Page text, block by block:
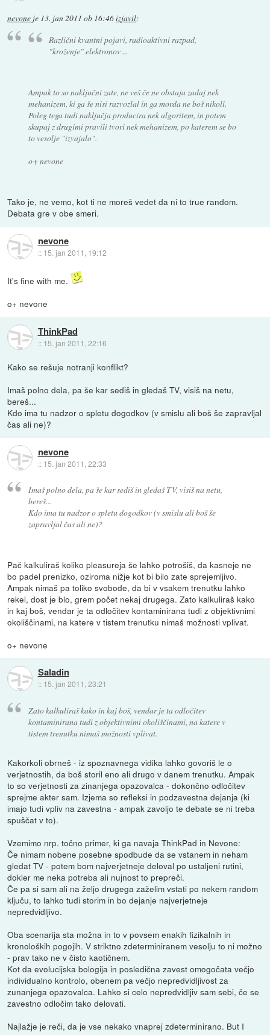
nevone je 13. jan 2011 ob 16:46izjavil:
Različni kvantni pojavi, radioaktivni razpad,
"kroženje" elektronov ...
Ampak to so naključni zate, ne veš če ne obstaja zadaj nek
mehanizem, ki ga še nisi razvozlal in ga morda ne boš nikoli.
Poleg tega tudi naključja producira nek algoritem, in potem
skupaj z drugimi pravili tvori nek mehanizem, po katerem se bo
to vesolje "izvajalo".
o+ nevone
Tako je, ne vemo, kot ti ne moreš vedet da ni to true random.
Debata gre v obe smeri.
nevone
:: 15. jan 2011, 19:12
It's fine with me.
o+ nevone
ThinkPad
:: 15. jan 2011, 22:16
Kako se rešuje notranji konflikt?
Imaš polno dela, pa še kar sediš in gledaš TV, visiš na netu,
bereš...
Kdo ima tu nadzor o spletu dogodkov (v smislu ali boš še zapravljal
čas ali ne)?
nevone
:: 15. jan 2011, 22:33
Imaš polno dela, pa še kar sediš in gledaš TV, visiš na netu,
bereš...
Kdo ima tu nadzor o spletu dogodkov (v smislu ali boš še
zapravljal čas ali ne)?
Pač kalkuliraš koliko pleasureja še lahko potrošiš, da kasneje ne
bo padel prenizko, oziroma nižje kot bi bilo zate sprejemljivo.
Ampak nimaš pa toliko svobode, da bi v vsakem trenutku lahko
rekel, dost je blo, grem počet nekaj drugega. Zato kalkuliraš kako
in kaj boš, vendar je ta odločitev kontaminirana tudi z objektivnimi
okoliščinami, na katere v tistem trenutku nimaš možnosti vplivat.
o+ nevone
Saladin
:: 15. jan 2011, 23:21
Zato kalkuliraš kako in kaj boš, vendar je ta odločitev
kontaminirana tudi z objektivnimi okoliščinami, na katere v
tistem trenutku nimaš možnosti vplivat.
Kakorkoli obrneš - iz spoznavnega vidika lahko govoriš le o
verjetnostih, da boš storil eno ali drugo v danem trenutku. Ampak
to so verjetnosti za zinanjega opazovalca - dokončno odločitev
sprejme akter sam. Izjema so refleksi in podzavestna dejanja (ki
imajo tudi vpliv na zavestna - ampak zavoljo te debate se ni treba
spuščat v to).
Vzemimo nrp. točno primer, ki ga navaja ThinkPad in Nevone:
Če nimam nobene posebne spodbude da se vstanem in neham
gledat TV - potem bom najverjetneje deloval po ustaljeni rutini,
dokler me neka potreba ali nujnost to prepreči.
Če pa si sam ali na željo drugega zaželim vstati po nekem random
ključu, to lahko tudi storim in bo dejanje najverjetneje
nepredvidljivo.
Oba scenarija sta možna in to v povsem enakih fizikalnih in
kronoloških pogojih. V striktno zdeterminiranem vesolju to ni možno
- prav tako ne v čisto kaotičnem.
Kot da evolucijska bologija in posledična zavest omogočata večjo
individualno kontrolo, obenem pa večjo nepredvidljivost za
zunanjega opazovalca. Lahko si celo nepredvidljiv sam sebi, če se
zavestno odločim tako delovati.
Najlažje je reči, da je vse nekako vnaprej zdeterminirano. But I